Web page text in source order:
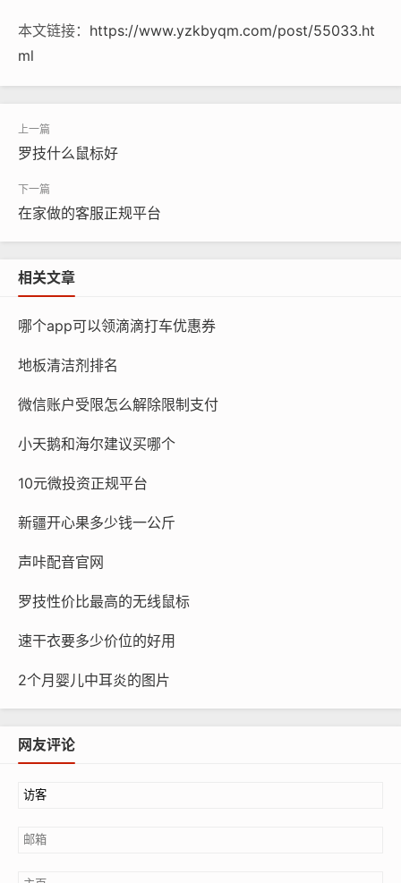
本文链接： https://www.yzkbyqm.com/post/55033.ht
ml
罗技什么鼠标好
在家做的客服正规平台
相关文章
哪个app可以领滴滴打车优惠券
地板清洁剂排名
微信账户受限怎么解除限制支付
小天鹅和海尔建议买哪个
10元微投资正规平台
新疆开心果多少钱一公斤
声咔配音官网
罗技性价比最高的无线鼠标
速干衣要多少价位的好用
2个月婴儿中耳炎的图片
网友评论